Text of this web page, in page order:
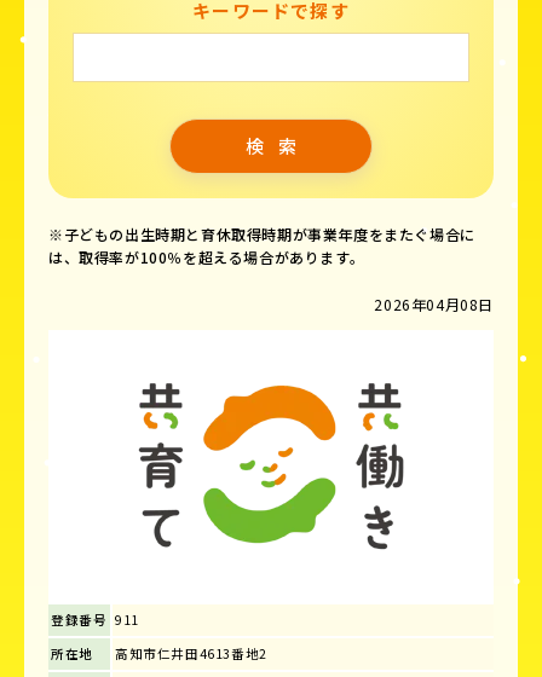
キーワードで探す
※子どもの出生時期と育休取得時期が事業年度をまたぐ場合に
は、取得率が100％を超える場合があります。
2026年04月08日
登録番号 911
所在地
高知市仁井田4613番地2